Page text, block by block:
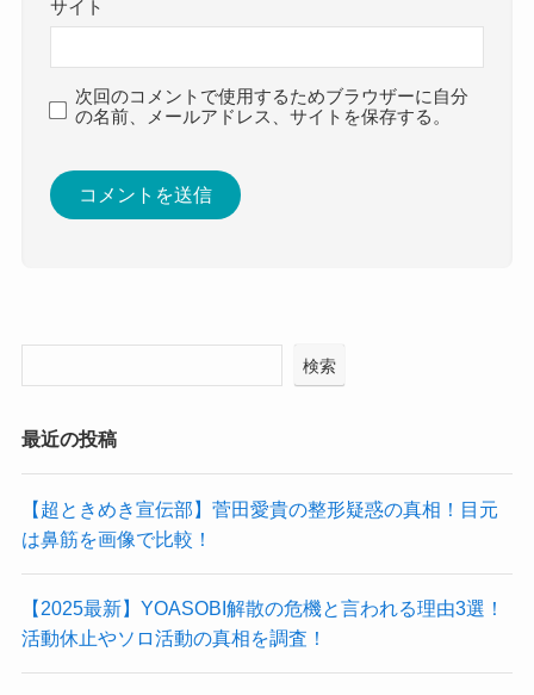
サイト
次回のコメントで使用するためブラウザーに自分
の名前、メールアドレス、サイトを保存する。
検索
最近の投稿
【超ときめき宣伝部】菅田愛貴の整形疑惑の真相！目元
は鼻筋を画像で比較！
【2025最新】YOASOBI解散の危機と言われる理由3選！
活動休止やソロ活動の真相を調査！